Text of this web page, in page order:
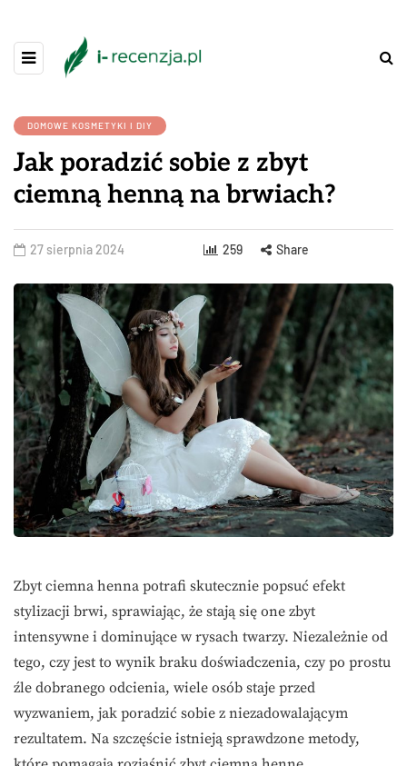
DOMOWE KOSMETYKI I DIY
Jak poradzić sobie z zbyt
ciemną henną na brwiach?
27 sierpnia 2024 259 Share
Zbyt ciemna henna potrafi skutecznie popsuć efekt
stylizacji brwi, sprawiając, że stają się one zbyt
intensywne i dominujące w rysach twarzy. Niezależnie od
tego, czy jest to wynik braku doświadczenia, czy po prostu
źle dobranego odcienia, wiele osób staje przed
wyzwaniem, jak poradzić sobie z niezadowalającym
rezultatem. Na szczęście istnieją sprawdzone metody,